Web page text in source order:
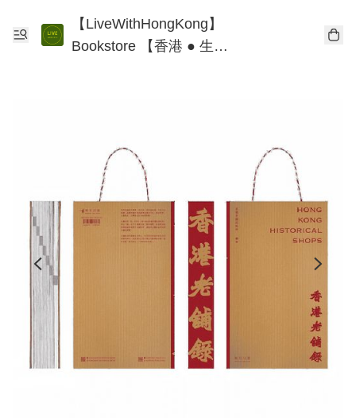
【LiveWithHongKong】
Bookstore 【香港 ● 生